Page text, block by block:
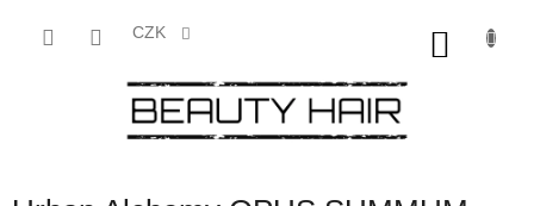
CZK